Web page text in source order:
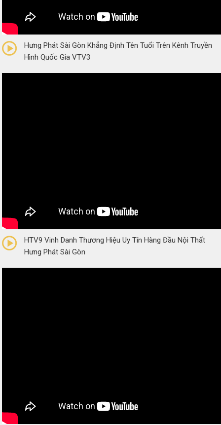
(0 Reviews)
Hưng Phát Sài Gòn Khẳng Định Tên Tuổi Trên Kênh Truyền
Hình Quốc Gia VTV3
(0 Reviews)
HTV9 Vinh Danh Thương Hiệu Uy Tín Hàng Đầu Nội Thất
Hưng Phát Sài Gòn
(0 Reviews)